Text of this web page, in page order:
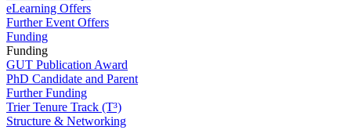
eLearning Offers
Further Event Offers
Funding
Funding
GUT Publication Award
PhD Candidate and Parent
Further Funding
Trier Tenure Track (T³)
Structure & Networking